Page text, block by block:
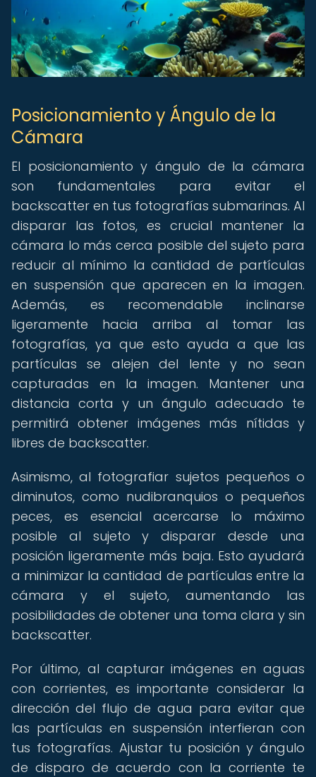
Posicionamiento y Ángulo de la
Cámara
El posicionamiento y ángulo de la cámara
son fundamentales para evitar el
backscatter en tus fotografías submarinas. Al
disparar las fotos, es crucial mantener la
cámara lo más cerca posible del sujeto para
reducir al mínimo la cantidad de partículas
en suspensión que aparecen en la imagen.
Además, es recomendable inclinarse
ligeramente hacia arriba al tomar las
fotografías, ya que esto ayuda a que las
partículas se alejen del lente y no sean
capturadas en la imagen. Mantener una
distancia corta y un ángulo adecuado te
permitirá obtener imágenes más nítidas y
libres de backscatter.
Asimismo, al fotografiar sujetos pequeños o
diminutos, como nudibranquios o pequeños
peces, es esencial acercarse lo máximo
posible al sujeto y disparar desde una
posición ligeramente más baja. Esto ayudará
a minimizar la cantidad de partículas entre la
cámara y el sujeto, aumentando las
posibilidades de obtener una toma clara y sin
backscatter.
Por último, al capturar imágenes en aguas
con corrientes, es importante considerar la
dirección del flujo de agua para evitar que
las partículas en suspensión interfieran con
tus fotografías. Ajustar tu posición y ángulo
de disparo de acuerdo con la corriente te